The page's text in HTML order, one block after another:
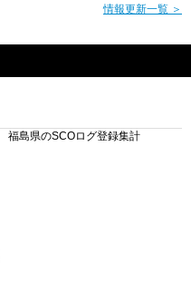
情報更新一覧 ＞
福島県のSCOログ登録集計